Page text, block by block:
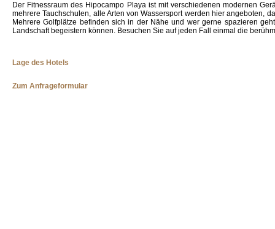
Der Fitnessraum des Hipocampo Playa ist mit verschiedenen modernen
mehrere Tauchschulen, alle Arten von Wassersport werden hier angeboten,
Mehrere Golfplätze befinden sich in der Nähe und wer gerne spazieren
Landschaft begeistern können. Besuchen Sie auf jeden Fall einmal die
Lage des Hotels
Zum Anfrageformular